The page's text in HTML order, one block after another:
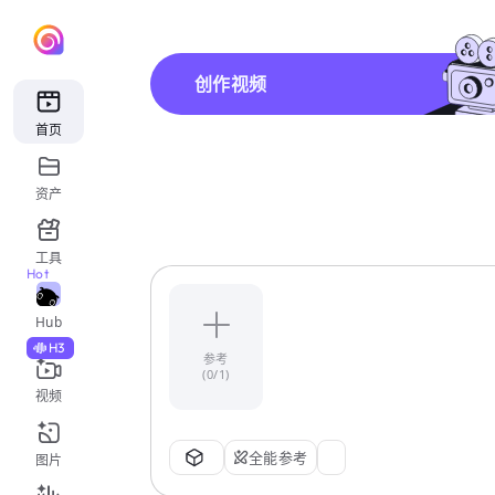
首页
资产
工具
Hub
Hot
视频
H3
图片
创作视频
参考
(0/1)
全能参考